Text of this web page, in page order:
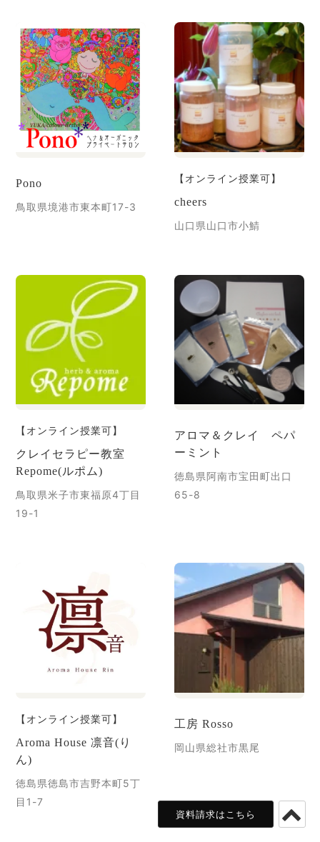
Pono
鳥取県境港市東本町17-3
【オンライン授業可】
cheers
山口県山口市小鯖
【オンライン授業可】
クレイセラピー教室
Repome(ルポム)
鳥取県米子市東福原4丁目
19-1
アロマ＆クレイ ペパ
ーミント
徳島県阿南市宝田町出口
65-8
【オンライン授業可】
Aroma House 凛音(り
ん)
徳島県徳島市吉野本町5丁
目1-7
工房 Rosso
岡山県総社市黒尾
資料請求はこちら